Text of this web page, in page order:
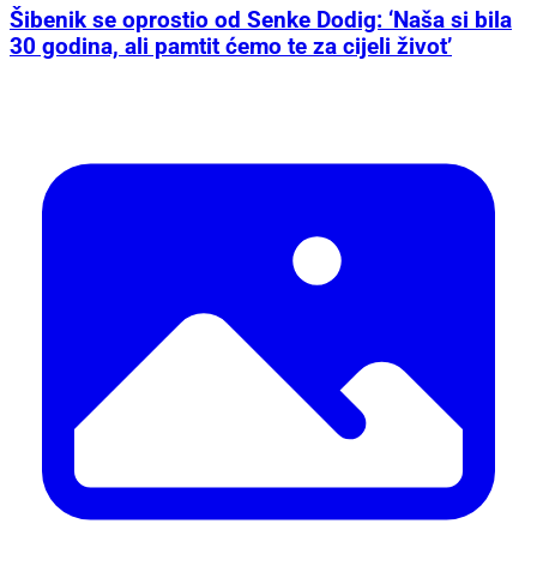
Šibenik se oprostio od Senke Dodig: ‘Naša si bila
30 godina, ali pamtit ćemo te za cijeli život’